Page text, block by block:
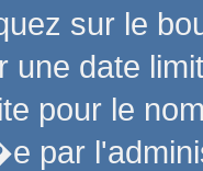
sur le
date
pour le
par